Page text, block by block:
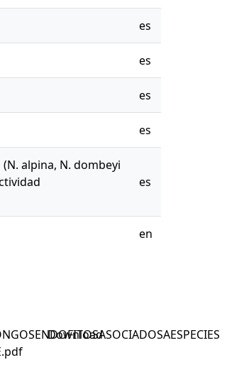
es
es
es
es
alpina, N. dombeyi
es
en
Download